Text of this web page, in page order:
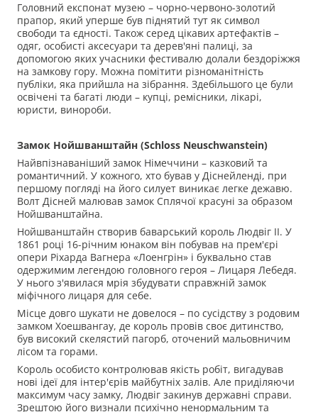
Головний експонат музею – чорно-червоно-золотий
прапор, який уперше був піднятий тут як символ
свободи та єдності. Також серед цікавих артефактів –
одяг, особисті аксесуари та дерев'яні палиці, за
допомогою яких учасники фестивалю долали бездоріжжя
на замкову гору. Можна помітити різноманітність
публіки, яка прийшла на зібрання. Здебільшого це були
освічені та багаті люди – купці, ремісники, лікарі,
юристи, винороби.
Замок Нойшванштайн (Schloss Neuschwanstein)
Найвпізнаваніший замок Німеччини – казковий та
романтичний. У кожного, хто бував у Діснейленді, при
першому погляді на його силует виникає легке дежавю.
Волт Дісней малював замок Сплячої красуні за образом
Нойшванштайна.
Нойшванштайн створив баварський король Людвіг II. У
1861 році 16-річним юнаком він побував на прем'єрі
опери Ріхарда Вагнера «Лоенгрін» і буквально став
одержимим легендою головного героя – Лицаря Лебедя.
У нього з'явилася мрія збудувати справжній замок
міфічного лицаря для себе.
Місце довго шукати не довелося – по сусідству з родовим
замком Хоешвангау, де король провів своє дитинство,
був високий скелястий пагорб, оточений мальовничим
лісом та горами.
Король особисто контролював якість робіт, вигадував
нові ідеї для інтер'єрів майбутніх залів. Але приділяючи
максимум часу замку, Людвіг закинув державні справи.
Зрештою його визнали психічно ненормальним та